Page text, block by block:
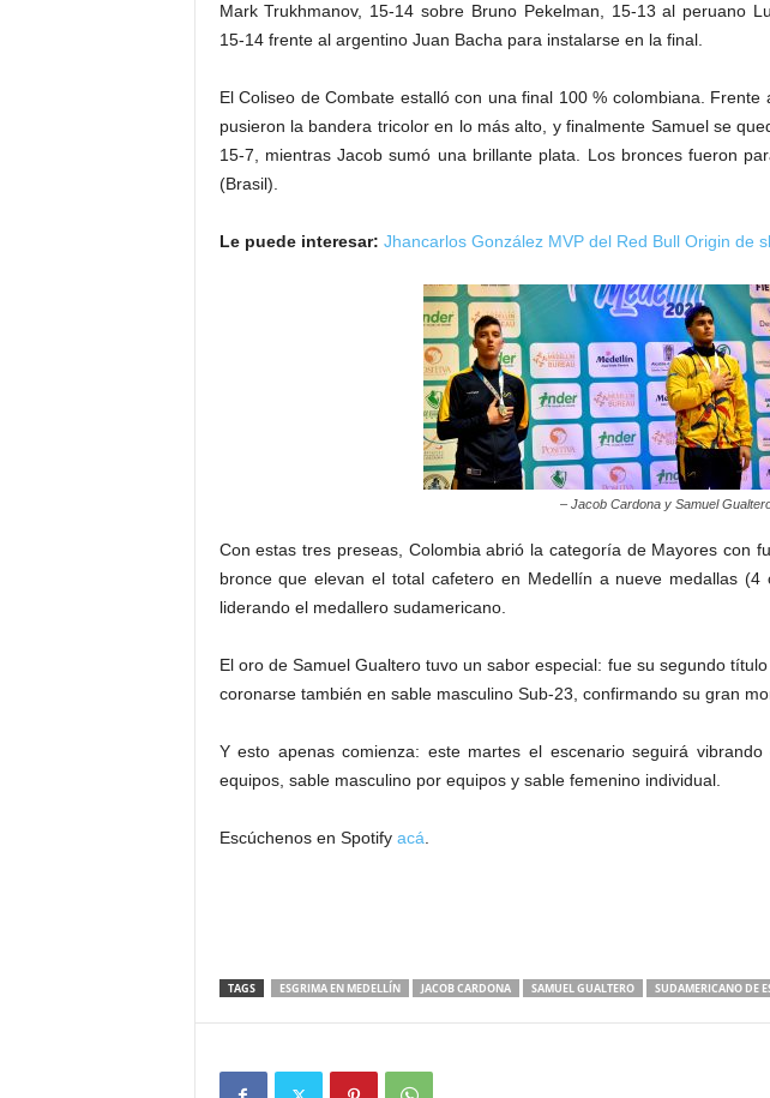
Mark Trukhmanov, 15-14 sobre Bruno Pekelman, 15-13 al peruano
15-14 frente al argentino Juan Bacha para instalarse en la final.
El Coliseo de Combate estalló con una final 100 % colombiana.
pusieron la bandera tricolor en lo más alto, y finalmente Samuel se
15-7, mientras Jacob sumó una brillante plata. Los bronces fueron
(Brasil).
Le puede interesar: Jhancarlos González MVP del Red Bull Origin de
– Jacob Cardona y Samuel
Con estas tres preseas, Colombia abrió la categoría de Mayores con
bronce que elevan el total cafetero en Medellín a nueve medallas (4
liderando el medallero sudamericano.
El oro de Samuel Gualtero tuvo un sabor especial: fue su segundo
coronarse también en sable masculino Sub-23, confirmando su gran
Y esto apenas comienza: este martes el escenario seguirá
equipos, sable masculino por equipos y sable femenino individual.
Escúchenos en Spotify acá
TAGS ESGRIMA EN MEDELLÍN JACOB CARDONA SAMUEL GUALTERO SUDAMERICANO DE